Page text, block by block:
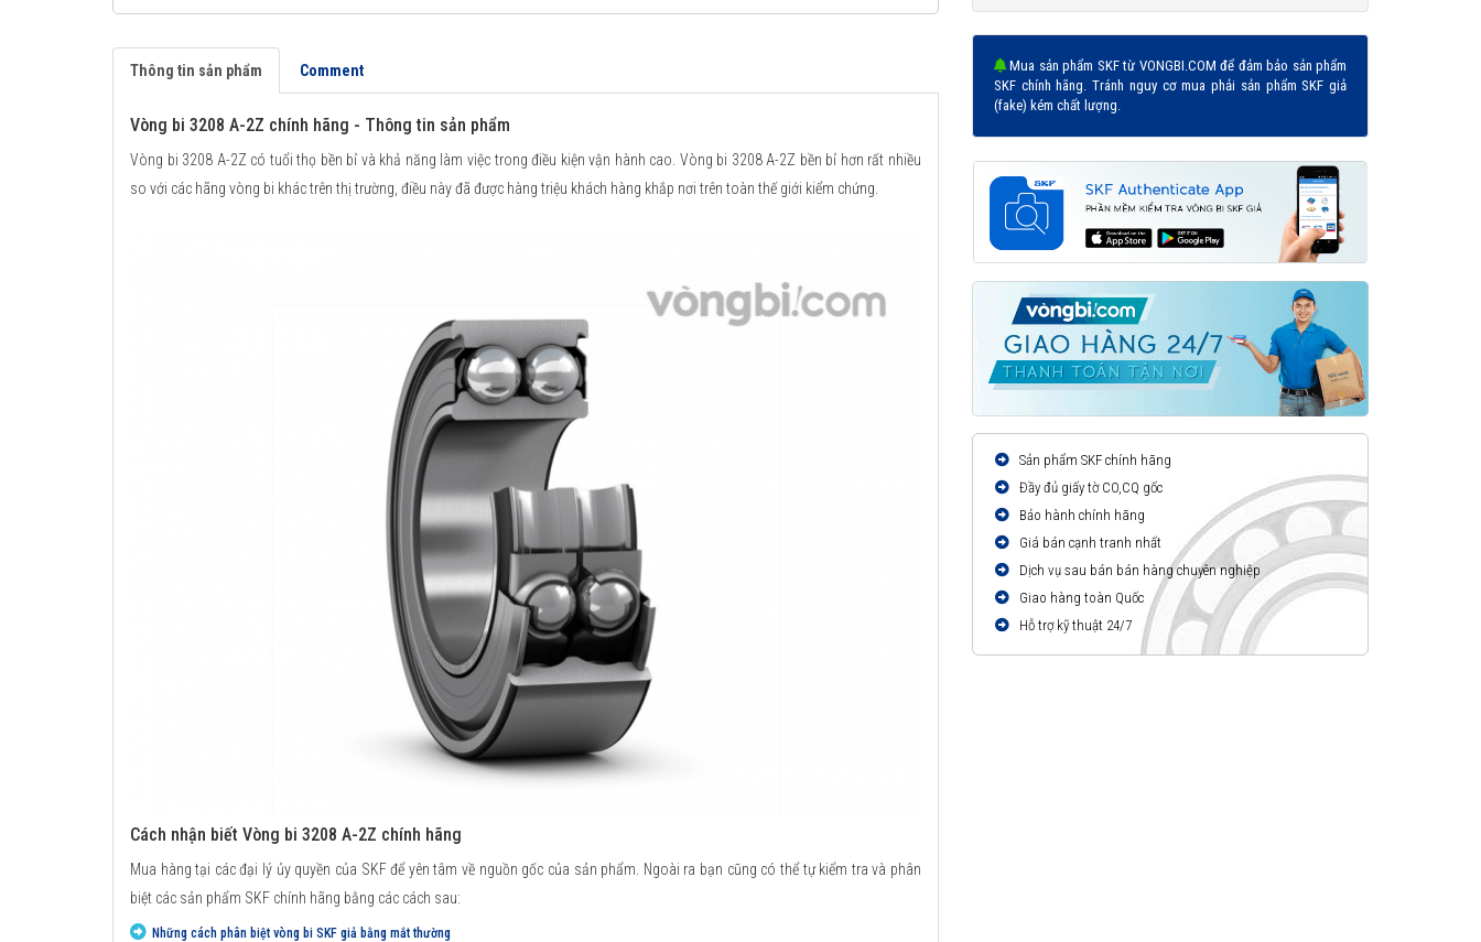
Thông tin sản phẩm Comment
Vòng bi 3208 A-2Z chính hãng - Thông tin sản phẩm
Vòng bi 3208 A-2Z có tuổi thọ bền bỉ và khả năng làm việc trong điều kiện vận hành cao. Vòng bi 3208 A-2Z bền bỉ hơn rất nhiều
so với các hãng vòng bi khác trên thị trường, điều này đã được hàng triệu khách hàng khắp nơi trên toàn thế giới kiểm chứng.
Cách nhận biết Vòng bi 3208 A-2Z chính hãng
Mua hàng tại các đại lý ủy quyền của SKF để yên tâm về nguồn gốc của sản phẩm. Ngoài ra bạn cũng có thể tự kiểm tra và phân
biệt các sản phẩm SKF chính hãng bằng các cách sau:
Những cách phân biệt vòng bi SKF giả bằng mắt thường
Mua sản phẩm SKF từ VONGBI.COM để đảm bảo sản phẩm
SKF chính hãng. Tránh nguy cơ mua phải sản phẩm SKF giả
(fake) kém chất lượng.
Sản phẩm SKF chính hãng
Đầy đủ giấy tờ CO,CQ gốc
Bảo hành chính hãng
Giá bán cạnh tranh nhất
Dịch vụ sau bán bán hàng chuyên nghiệp
Giao hàng toàn Quốc
Hỗ trợ kỹ thuật 24/7